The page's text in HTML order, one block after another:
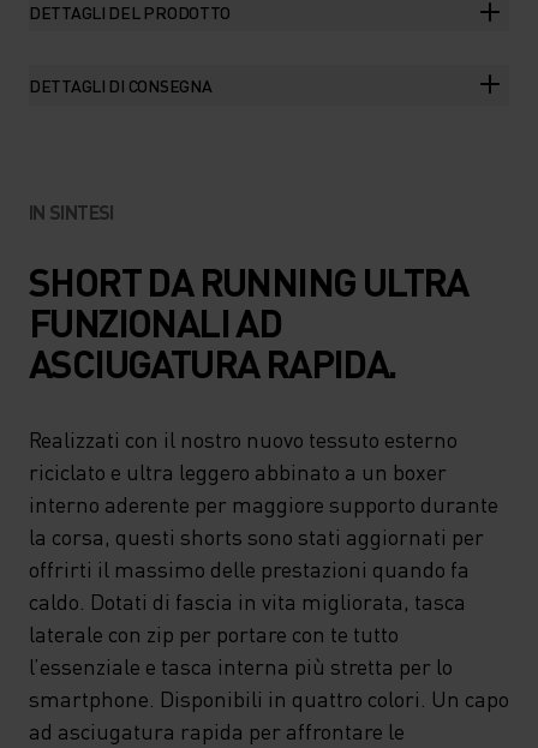
DETTAGLI DEL PRODOTTO
DETTAGLI DI CONSEGNA
IN SINTESI
SHORT DA RUNNING ULTRA
FUNZIONALI AD
ASCIUGATURA RAPIDA.
Realizzati con il nostro nuovo tessuto esterno
riciclato e ultra leggero abbinato a un boxer
interno aderente per maggiore supporto durante
la corsa, questi shorts sono stati aggiornati per
offrirti il massimo delle prestazioni quando fa
caldo. Dotati di fascia in vita migliorata, tasca
laterale con zip per portare con te tutto
l’essenziale e tasca interna più stretta per lo
smartphone. Disponibili in quattro colori. Un capo
ad asciugatura rapida per affrontare le